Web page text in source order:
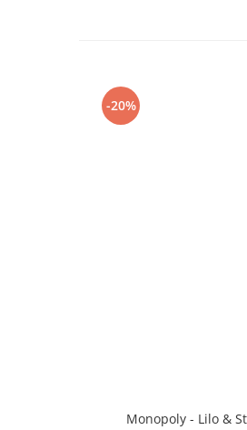
-20%
Monopoly - Lilo &